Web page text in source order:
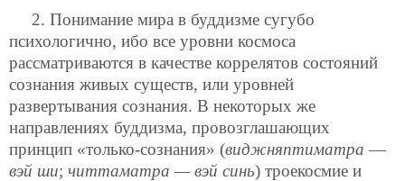
2. Понимание мира в буддизме сугубо
психологично, ибо все уровни космоса
рассматриваются в качестве коррелятов состояний
сознания живых существ, или уровней
развертывания сознания. В некоторых же
направлениях буддизма, провозглашающих
принцип «только-сознания» (виджняптиматра —
вэй ши; читтаматра — вэй синь) троекосмие и